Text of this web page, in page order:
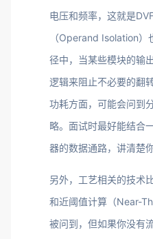
电压和频率，这就是
（Operand Isolation
径中，当某些模块的输
逻辑来阻止不必要的翻
功耗方面，可能会问到
略。面试时最好能结合
器的数据通路，讲清楚
另外，工艺相关的技术
和近阈值计算（Near-
被问到，但如果你没有